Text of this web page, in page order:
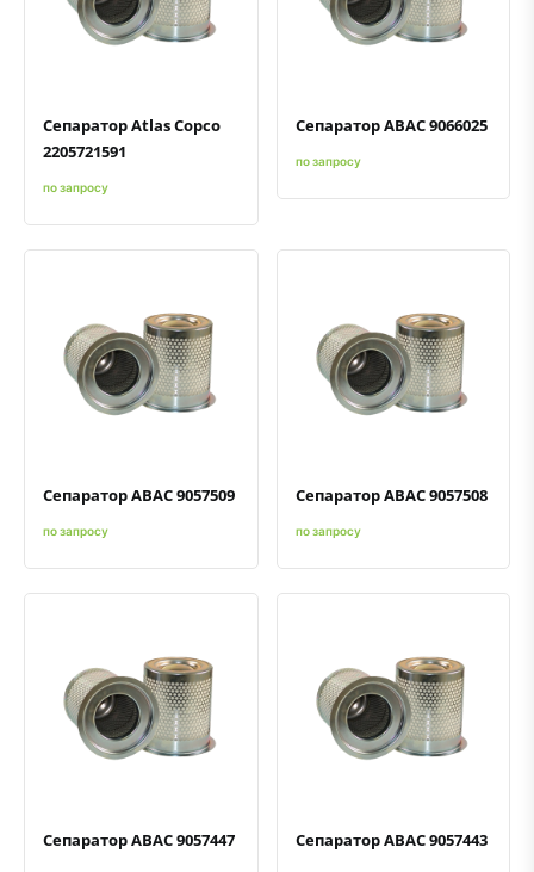
Быстрый просмотрДобавить к сравнению
Добавить в избранное
Сепаратор Atlas Copco
2205721591
по запросу
Быстрый просмотрДобавить к сравнению
Добавить в избранное
Сепаратор ABAC 9066025
по запросу
Быстрый просмотрДобавить к сравнению
Добавить в избранное
Сепаратор ABAC 9057509
по запросу
Быстрый просмотрДобавить к сравнению
Добавить в избранное
Сепаратор ABAC 9057508
по запросу
Быстрый просмотрДобавить к сравнению
Добавить в избранное
Сепаратор ABAC 9057447
Быстрый просмотрДобавить к сравнению
Добавить в избранное
Сепаратор ABAC 9057443